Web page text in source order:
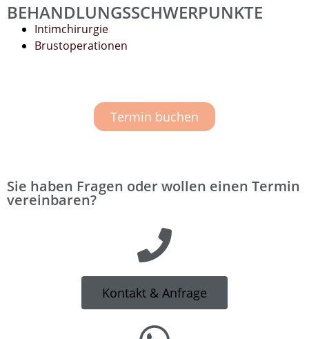
BEHANDLUNGSSCHWERPUNKTE
Intimchirurgie
Brustoperationen
Termin buchen
Sie haben Fragen oder wollen einen Termin
vereinbaren?
Kontakt & Anfrage